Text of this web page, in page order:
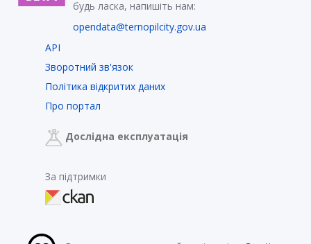
будь ласка, напишіть нам:
opendata@ternopilcity.gov.ua
API
Зворотний зв'язок
Політика відкритих даних
Про портал
Дослідна експлуатація
За підтримки